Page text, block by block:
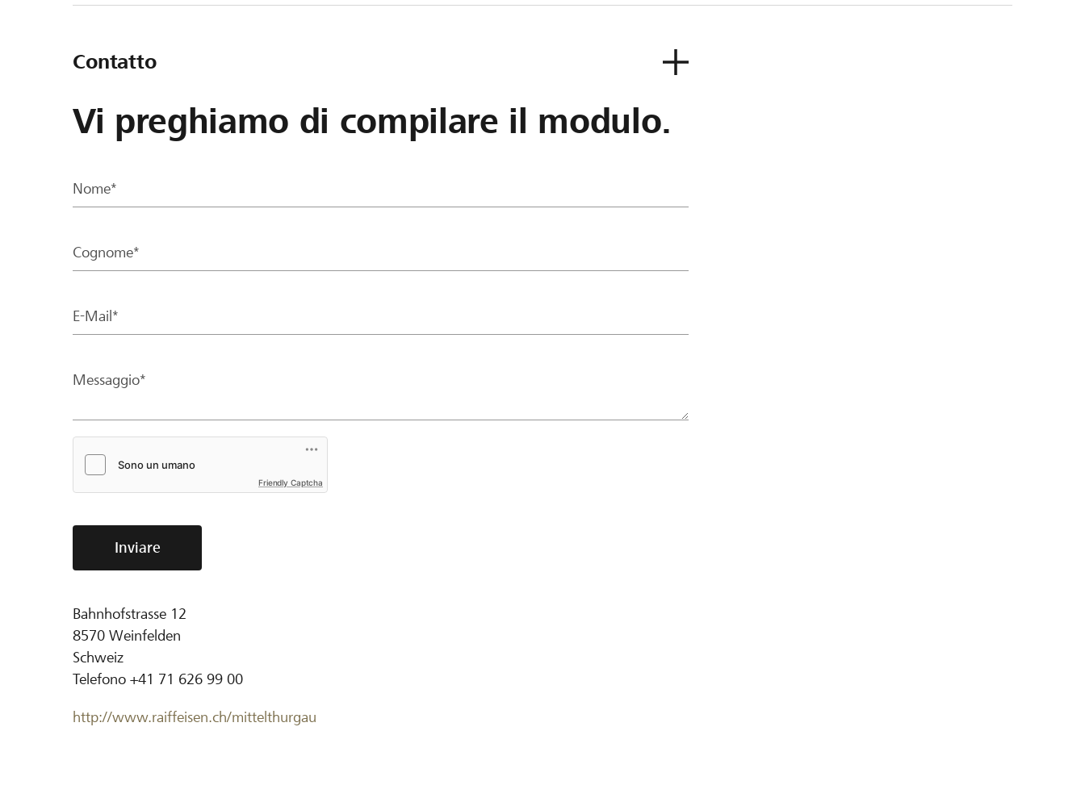
Contatto
Vi preghiamo di compilare il modulo.
Nome*
Cognome*
E-Mail*
Messaggio*
Friendly Captcha
Inviare
Bahnhofstrasse 12
8570 Weinfelden
Schweiz
Telefono +41 71 626 99 00
http://www.raiffeisen.ch/mittelthurgau